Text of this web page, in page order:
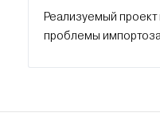
Реализуемый
проблемы
ориентирования по